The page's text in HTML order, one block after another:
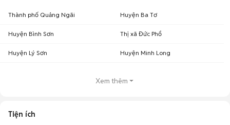
Thành phố Quảng Ngãi Huyện Ba Tơ
Huyện Bình Sơn Thị xã Đức Phổ
Huyện Lý Sơn Huyện Minh Long
Xem thêm
Tiện ích